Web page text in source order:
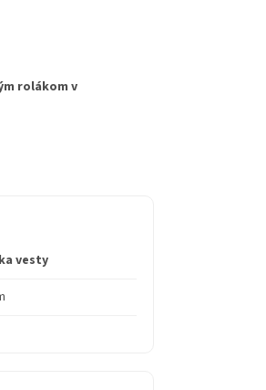
rolákom v
vesty